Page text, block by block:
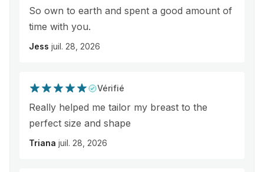
So own to earth and spent a good amount of
time with you.
Jess juil. 28, 2026
Vérifié
Really helped me tailor my breast to the
perfect size and shape
Triana juil. 28, 2026